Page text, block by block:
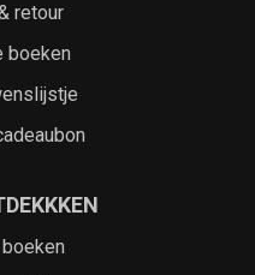
retour
boeken